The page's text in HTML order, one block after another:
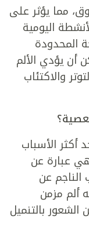
مما يؤثر على
اليومية
المحدودة
أن يؤدي الألم
والاكتئاب
أكثر الأسباب
عبارة عن
عن
ألم مزمن
بالتنميل